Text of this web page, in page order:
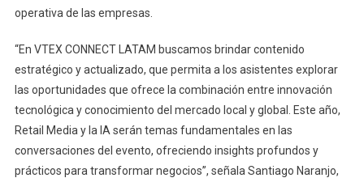
operativa de las empresas.
“En VTEX CONNECT LATAM buscamos brindar contenido
estratégico y actualizado, que permita a los asistentes explorar
las oportunidades que ofrece la combinación entre innovación
tecnológica y conocimiento del mercado local y global. Este año,
Retail Media y la IA serán temas fundamentales en las
conversaciones del evento, ofreciendo insights profundos y
prácticos para transformar negocios”, señala Santiago Naranjo,